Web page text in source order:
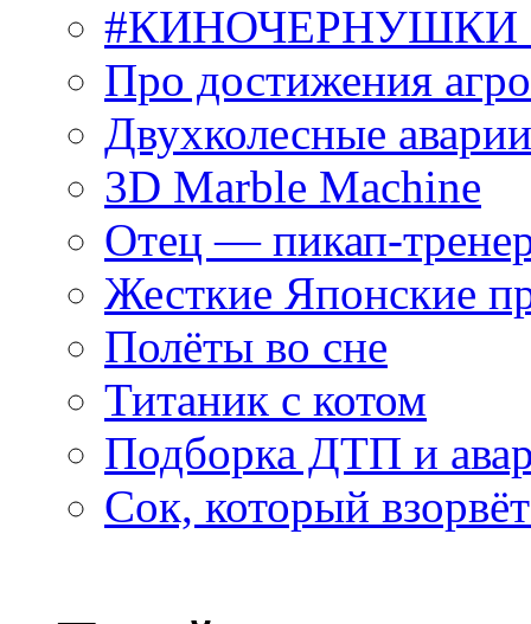
#КИНОЧЕРНУШКИ
Про достижения
Двухколесные
3D Marble Machine
Отец — пикап-
Жесткие Японские
Полёты во сне
Титаник с котом
Подборка ДТП и
Сок, который